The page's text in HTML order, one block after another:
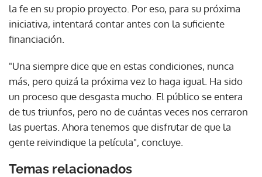
la fe en su propio proyecto. Por eso, para su próxima
iniciativa, intentará contar antes con la suficiente
financiación.
"Una siempre dice que en estas condiciones, nunca
más, pero quizá la próxima vez lo haga igual. Ha sido
un proceso que desgasta mucho. El público se entera
de tus triunfos, pero no de cuántas veces nos cerraron
las puertas. Ahora tenemos que disfrutar de que la
gente reivindique la película", concluye.
Temas relacionados